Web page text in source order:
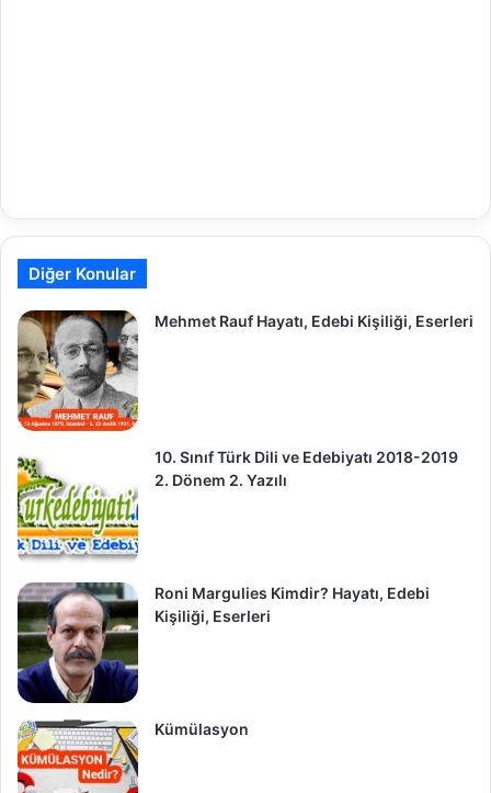
Diğer Konular
Mehmet Rauf Hayatı, Edebi Kişiliği, Eserleri
10. Sınıf Türk Dili ve Edebiyatı 2018-2019
2. Dönem 2. Yazılı
Roni Margulies Kimdir? Hayatı, Edebi
Kişiliği, Eserleri
Kümülasyon